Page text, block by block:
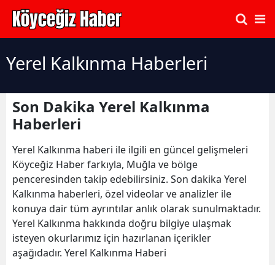
Yerel Kalkınma Haberleri
Son Dakika Yerel Kalkınma
Haberleri
Yerel Kalkınma haberi ile ilgili en güncel gelişmeleri
Köyceğiz Haber farkıyla, Muğla ve bölge
penceresinden takip edebilirsiniz. Son dakika Yerel
Kalkınma haberleri, özel videolar ve analizler ile
konuya dair tüm ayrıntılar anlık olarak sunulmaktadır.
Yerel Kalkınma hakkında doğru bilgiye ulaşmak
isteyen okurlarımız için hazırlanan içerikler
aşağıdadır. Yerel Kalkınma Haberi